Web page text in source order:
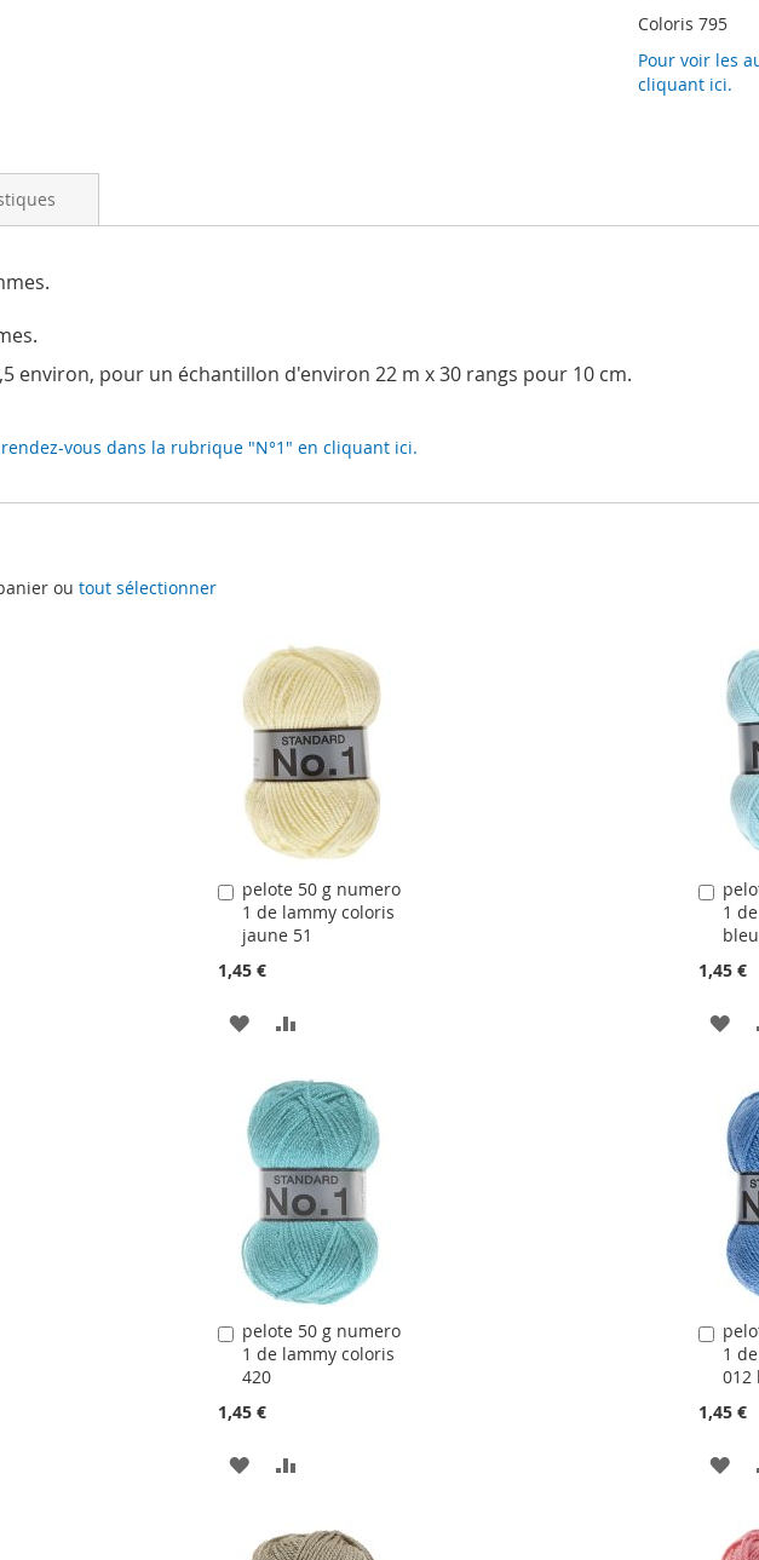
Coloris 795
Pour voir les
cliquant ici.
environ, pour un échantillon d'environ 22 m x 30 rangs pour 10 cm.
vous dans la rubrique "N°1" en cliquant ici.
ou tout sélectionner
pelote 50 g numero
1 de lammy coloris
jaune 51
1,45 €
Ajouter
au
panier
AJOUTER
LA
LISTE
D'ACHATS
COMPARATEUR
1
1,45 €
au
LA
pelote 50 g numero
1 de lammy coloris
420
1,45 €
Ajouter
au
panier
AJOUTER
LA
COMPARATEUR
1
012
1,45 €
au
LA